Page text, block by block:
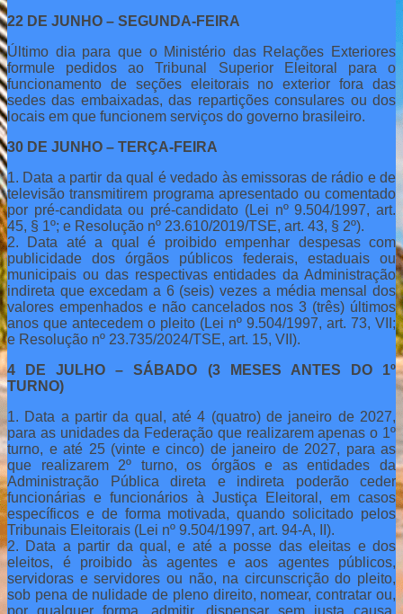
22 DE JUNHO – SEGUNDA-FEIRA
Último dia para que o Ministério das Relações Exteriores
formule pedidos ao Tribunal Superior Eleitoral para o
funcionamento de seções eleitorais no exterior fora das
sedes das embaixadas, das repartições consulares ou dos
locais em que funcionem serviços do governo brasileiro.
30 DE JUNHO – TERÇA-FEIRA
1. Data a partir da qual é vedado às emissoras de rádio e de
televisão transmitirem programa apresentado ou comentado
por pré-candidata ou pré-candidato (Lei nº 9.504/1997, art.
45, § 1º; e Resolução nº 23.610/2019/TSE, art. 43, § 2º).
2. Data até a qual é proibido empenhar despesas com
publicidade dos órgãos públicos federais, estaduais ou
municipais ou das respectivas entidades da Administração
indireta que excedam a 6 (seis) vezes a média mensal dos
valores empenhados e não cancelados nos 3 (três) últimos
anos que antecedem o pleito (Lei nº 9.504/1997, art. 73, VII;
e Resolução nº 23.735/2024/TSE, art. 15, VII).
4 DE JULHO – SÁBADO (3 MESES ANTES DO 1º
TURNO)
1. Data a partir da qual, até 4 (quatro) de janeiro de 2027,
para as unidades da Federação que realizarem apenas o 1º
turno, e até 25 (vinte e cinco) de janeiro de 2027, para as
que realizarem 2º turno, os órgãos e as entidades da
Administração Pública direta e indireta poderão ceder
funcionárias e funcionários à Justiça Eleitoral, em casos
específicos e de forma motivada, quando solicitado pelos
Tribunais Eleitorais (Lei nº 9.504/1997, art. 94-A, II).
2. Data a partir da qual, e até a posse das eleitas e dos
eleitos, é proibido às agentes e aos agentes públicos,
servidoras e servidores ou não, na circunscrição do pleito,
sob pena de nulidade de pleno direito, nomear, contratar ou,